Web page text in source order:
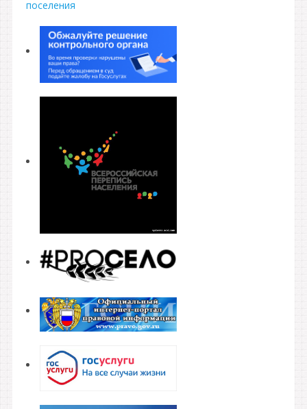
поселения